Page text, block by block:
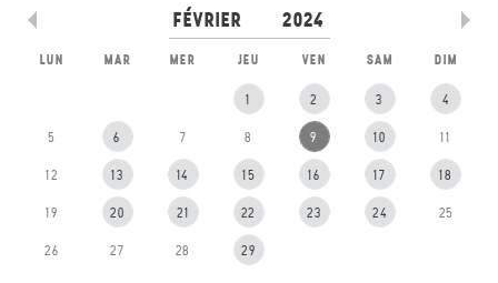
LUN MAR MER JEU VEN SAM DIM
1 2 3 4
5 6 7 8 9 10 11
12 13 14 15 16 17 18
19 20 21 22 23 24 25
26 27 28 29